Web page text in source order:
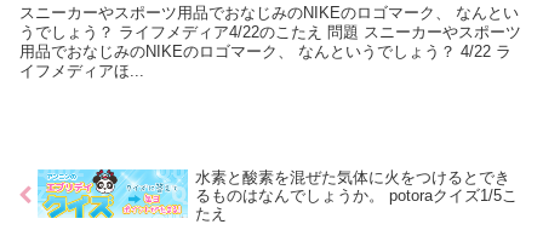
スニーカーやスポーツ用品でおなじみのNIKEのロゴマーク、 なんとい
うでしょう？ ライフメディア4/22のこたえ 問題 スニーカーやスポーツ
用品でおなじみのNIKEのロゴマーク、 なんというでしょう？ 4/22 ラ
イフメディアほ...
水素と酸素を混ぜた気体に火をつけるとでき
るものはなんでしょうか。 potoraクイズ1/5こ
たえ